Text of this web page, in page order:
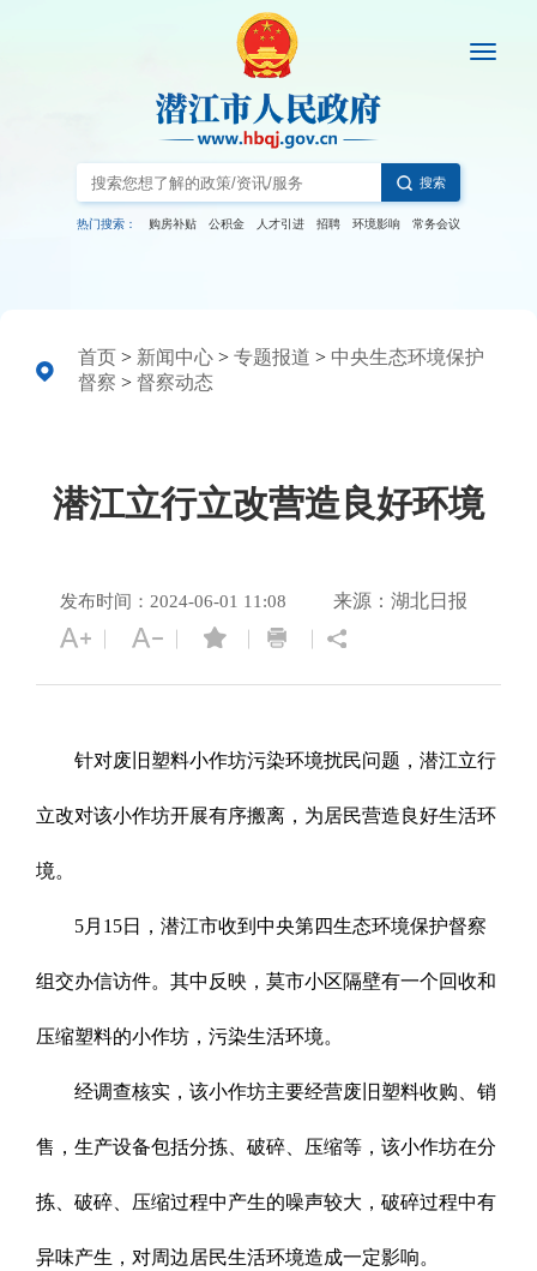
搜索
热门搜索： 购房补贴 公积金 人才引进 招聘 环境影响 常务会议
首页 > 新闻中心 > 专题报道 > 中央生态环境保护
督察 > 督察动态
潜江立行立改营造良好环境
发布时间：2024-06-01 11:08 来源：湖北日报
针对废旧塑料小作坊污染环境扰民问题，潜江立行
立改对该小作坊开展有序搬离， 为居民营造良好生活环
境。
5月15日，潜江市收到中央第四生态环境保护督察
组交办信访件。其中反映，莫市小区隔壁有一个回收和
压缩塑料的小作坊，污染生活环境。
经调查核实，该小作坊主要经营废旧塑料收购、销
售，生产设备包括分拣、破碎、压缩等，该小作坊在分
拣、破碎、压缩过程中产生的噪声较大，破碎过程中有
异味产生，对周边 居民生活环境造成一定影响。